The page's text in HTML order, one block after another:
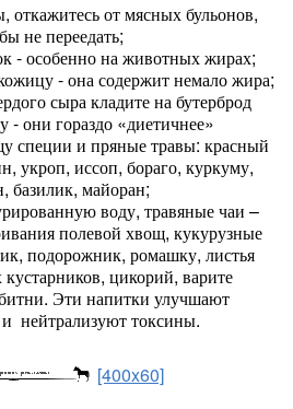
от мясных бульонов,
не переедать;
- особенно на животных жирах;
- она содержит немало жира;
сыра кладите на бутерброд
- они гораздо «диетичнее»
специи и пряные травы: красный
укроп, иссоп, бораго, куркуму,
базилик, майоран;
воду, травяные чаи –
полевой хвощ, кукурузные
подорожник, ромашку, листья
цикорий, варите
Эти напитки улучшают
нейтрализуют токсины.
[400x60]